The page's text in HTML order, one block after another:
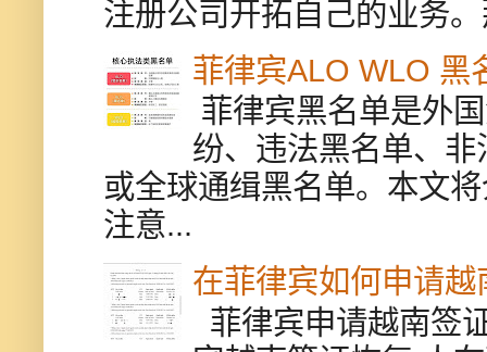
注册公司开拓自己的业务
菲律宾ALO WLO 黑
菲律宾黑名单是外
纷、违法黑名单、
或全球通缉黑名单。本文
注意...
在菲律宾如何申请越
菲律宾申请越南签